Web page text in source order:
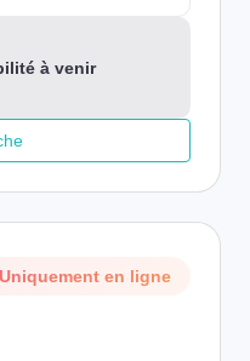
à venir
Uniquement en ligne